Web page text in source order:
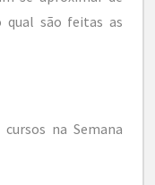
qual são feitas as